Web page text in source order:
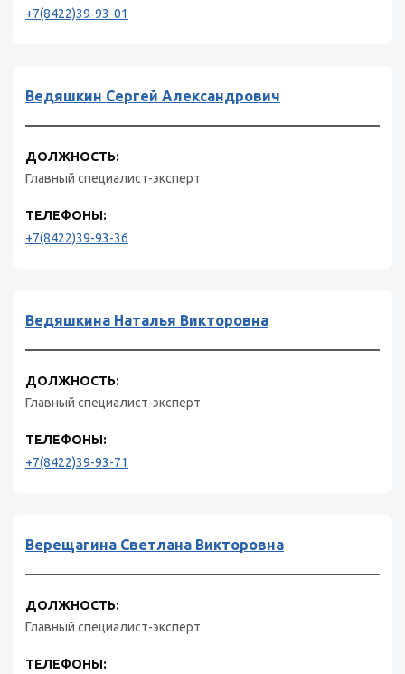
+7(8422)39-93-01
Ведяшкин Сергей Александрович
ДОЛЖНОСТЬ:
Главный специалист-эксперт
ТЕЛЕФОНЫ:
+7(8422)39-93-36
Ведяшкина Наталья Викторовна
ДОЛЖНОСТЬ:
Главный специалист-эксперт
ТЕЛЕФОНЫ:
+7(8422)39-93-71
Верещагина Светлана Викторовна
ДОЛЖНОСТЬ:
Главный специалист-эксперт
ТЕЛЕФОНЫ: